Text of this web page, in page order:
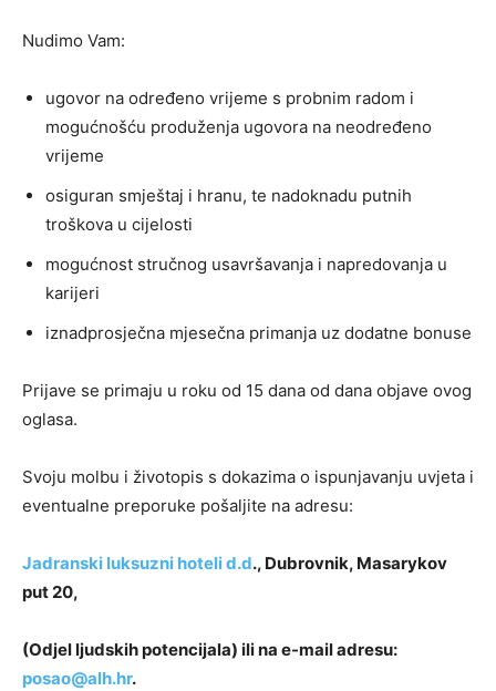
Nudimo Vam:
ugovor na određeno vrijeme s probnim radom i
mogućnošću produženja ugovora na neodređeno
vrijeme
osiguran smještaj i hranu, te nadoknadu putnih
troškova u cijelosti
mogućnost stručnog usavršavanja i napredovanja u
karijeri
iznadprosječna mjesečna primanja uz dodatne bonuse
Prijave se primaju u roku od 15 dana od dana objave ovog
oglasa.
Svoju molbu i životopis s dokazima o ispunjavanju uvjeta i
eventualne preporuke pošaljite na adresu:
Jadranski luksuzni hoteli d.d., Dubrovnik, Masarykov
put 20,
(Odjel ljudskih potencijala) ili na e-mail adresu:
posao@alh.hr.